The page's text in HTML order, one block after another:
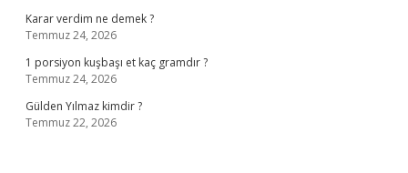
Karar verdim ne demek ?
Temmuz 24, 2026
1 porsiyon kuşbaşı et kaç gramdır ?
Temmuz 24, 2026
Gülden Yılmaz kimdir ?
Temmuz 22, 2026